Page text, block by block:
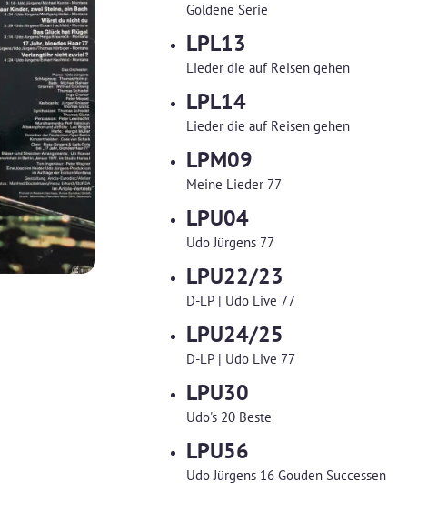
Goldene Serie
LPL13
Lieder die auf Reisen gehen
LPL14
Lieder die auf Reisen gehen
LPM09
Meine Lieder 77
LPU04
Udo Jürgens 77
LPU22/23
D-LP | Udo Live 77
LPU24/25
D-LP | Udo Live 77
LPU30
Udo's 20 Beste
LPU56
Udo Jürgens 16 Gouden Successen